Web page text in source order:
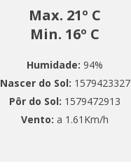
Max. 21º C
Min. 16º C
Humidade: 94%
Nascer do Sol: 1579423327
Pôr do Sol: 1579472913
Vento: a 1.61Km/h